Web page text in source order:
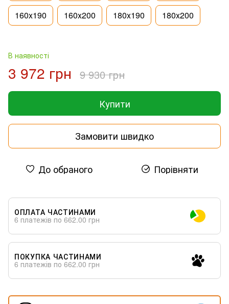
160x190 160x200 180x190 180x200
В наявності
3 972 грн 9 930 грн
Купити
Замовити швидко
До обраного Порівняти
ОПЛАТА ЧАСТИНАМИ
6 платежів по 662.00 грн
ПОКУПКА ЧАСТИНАМИ
6 платежів по 662.00 грн